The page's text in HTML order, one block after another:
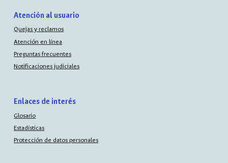
Atención al usuario
Quejas y reclamos
Atención en línea
Preguntas frecuentes
Notificaciones judiciales
Enlaces de interés
Glosario
Estadísticas
Protección de datos personales